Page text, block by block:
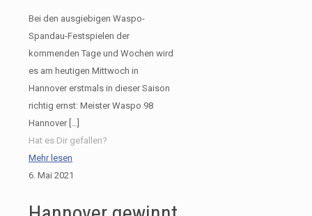
Bei den ausgiebigen Waspo-
Spandau-Festspielen der
kommenden Tage und Wochen wird
es am heutigen Mittwoch in
Hannover erstmals in dieser Saison
richtig ernst: Meister Waspo 98
Hannover[…]
Hat es Dir gefallen?
Mehr lesen
6. Mai 2021